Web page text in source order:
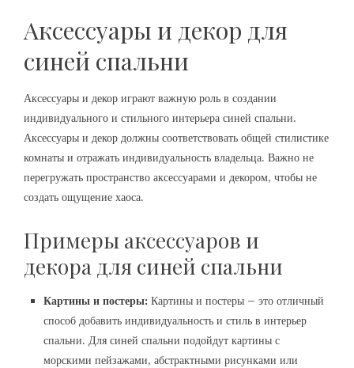
Аксессуары и декор для
синей спальни
Аксессуары и декор играют важную роль в создании
индивидуального и стильного интерьера синей спальни.
Аксессуары и декор должны соответствовать общей стилистике
комнаты и отражать индивидуальность владельца. Важно не
перегружать пространство аксессуарами и декором‚ чтобы не
создать ощущение хаоса.
Примеры аксессуаров и
декора для синей спальни
Картины и постеры: Картины и постеры – это отличный
способ добавить индивидуальность и стиль в интерьер
спальни. Для синей спальни подойдут картины с
морскими пейзажами‚ абстрактными рисунками или